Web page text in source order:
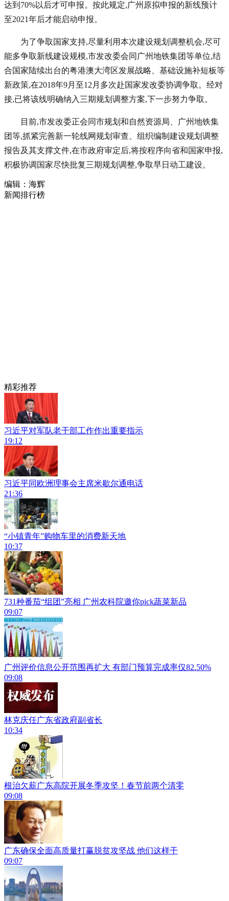
达到70%以后才可申报。按此规定,广州原拟申报的新线预计
至2021年后才能启动申报。
为了争取国家支持,尽量利用本次建设规划调整机会,尽可
能多争取新线建设规模,市发改委会同广州地铁集团等单位,结
合国家陆续出台的粤港澳大湾区发展战略、基础设施补短板等
新政策,在2018年9月至12月多次赴国家发改委协调争取。经对
接,已将该线明确纳入三期规划调整方案,下一步努力争取。
目前,市发改委正会同市规划和自然资源局、广州地铁集
团等,抓紧完善新一轮线网规划审查、组织编制建设规划调整
报告及其支撑文件,在市政府审定后,将按程序向省和国家申报,
积极协调国家尽快批复三期规划调整,争取早日动工建设。
编辑：海辉
新闻排行榜
精彩推荐
习近平对军队老干部工作作出重要指示
19:12
习近平同欧洲理事会主席米歇尔通电话
21:36
“小镇青年”购物车里的消费新天地
10:37
731种番茄“组团”亮相 广州农科院邀你pick蔬菜新品
09:07
广州评价信息公开范围再扩大 有部门预算完成率仅82.50%
09:08
林克庆任广东省政府副省长
10:34
根治欠薪广东高院开展冬季攻坚！春节前两个清零
09:08
广东确保全面高质量打赢脱贫攻坚战 他们这样干
09:07